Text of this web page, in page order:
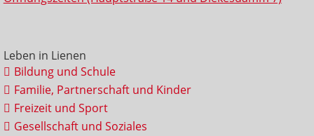
Leben in Lienen
Bildung und Schule
Familie, Partnerschaft und Kinder
Freizeit und Sport
Gesellschaft und Soziales